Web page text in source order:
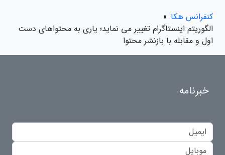
کنفرانس هکا »
الگوریتم اینستاگرام تغییر می نماید؛ یاری به محتواهای دست
اول و مقابله با بازنشر محتوا
خبرنامه